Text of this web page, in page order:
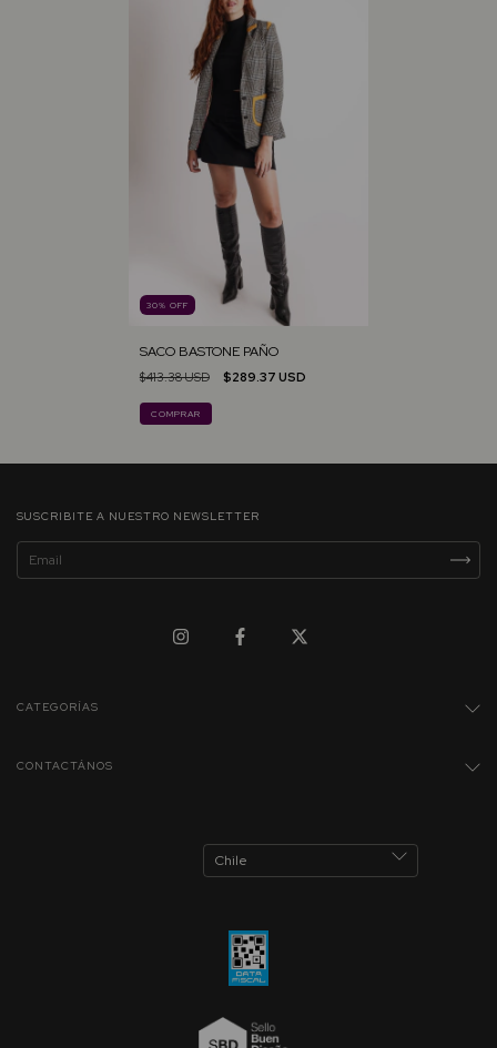
30% OFF
SACO BASTONE PAÑO
$413.38 USD $289.37 USD
COMPRAR
SUSCRIBITE A NUESTRO NEWSLETTER
CATEGORÍAS
CONTACTÁNOS